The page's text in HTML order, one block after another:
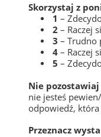
Skorzystaj z
1 –
2 – Raczej
3 – Trudno
4 – Raczej
5 –
Nie
nie jesteś
odpowiedź, która
Przeznacz